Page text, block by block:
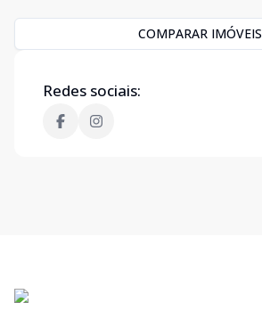
COMPARAR IMÓVEIS
Redes sociais: